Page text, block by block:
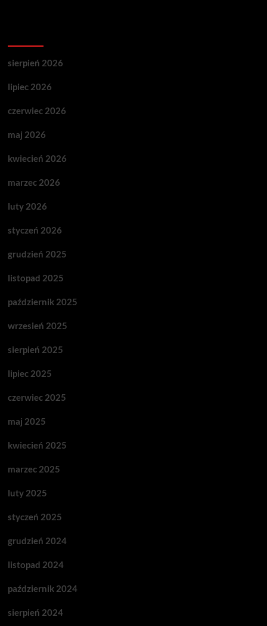
sierpień 2026
lipiec 2026
czerwiec 2026
maj 2026
kwiecień 2026
marzec 2026
luty 2026
styczeń 2026
grudzień 2025
listopad 2025
październik 2025
wrzesień 2025
sierpień 2025
lipiec 2025
czerwiec 2025
maj 2025
kwiecień 2025
marzec 2025
luty 2025
styczeń 2025
grudzień 2024
listopad 2024
październik 2024
sierpień 2024